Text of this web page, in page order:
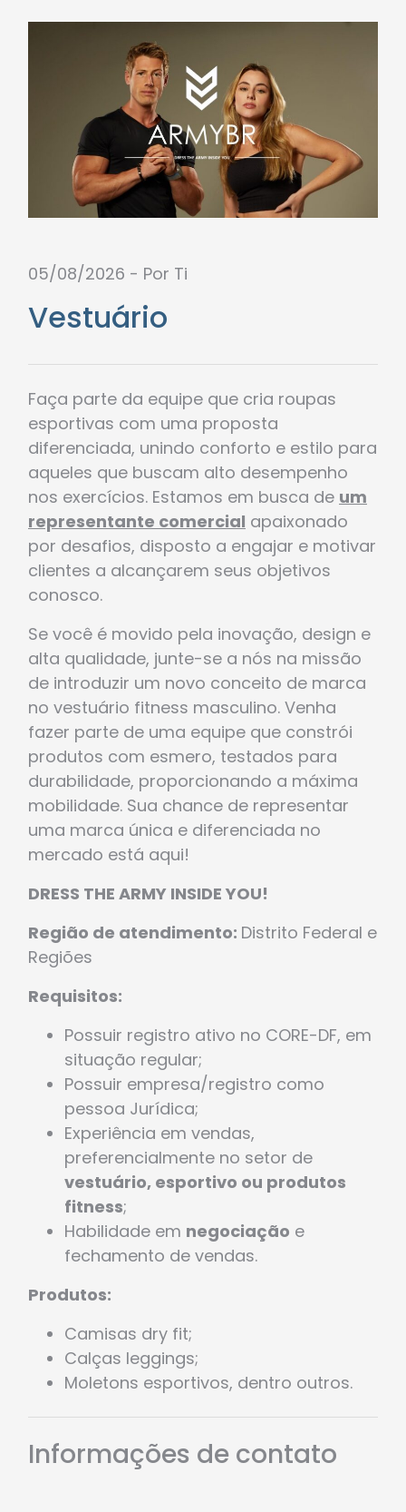
05/08/2026 - Por Ti
Vestuário
Faça parte da equipe que cria roupas
esportivas com uma proposta
diferenciada, unindo conforto e estilo para
aqueles que buscam alto desempenho
nos exercícios. Estamos em busca de um
representante comercial apaixonado
por desafios, disposto a engajar e motivar
clientes a alcançarem seus objetivos
conosco.
Se você é movido pela inovação, design e
alta qualidade, junte-se a nós na missão
de introduzir um novo conceito de marca
no vestuário fitness masculino. Venha
fazer parte de uma equipe que constrói
produtos com esmero, testados para
durabilidade, proporcionando a máxima
mobilidade. Sua chance de representar
uma marca única e diferenciada no
mercado está aqui!
DRESS THE ARMY INSIDE YOU!
Região de atendimento: Distrito Federal e
Regiões
Requisitos:
Possuir registro ativo no CORE-DF, em
situação regular;
Possuir empresa/registro como
pessoa Jurídica;
Experiência em vendas,
preferencialmente no setor de
vestuário, esportivo ou produtos
fitness;
Habilidade em negociação e
fechamento de vendas.
Produtos:
Camisas dry fit;
Calças leggings;
Moletons esportivos, dentro outros.
Informações de contato